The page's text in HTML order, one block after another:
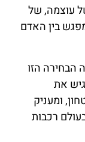
עוצמה, של
בין האדם
הבחירה הזו
את
ומעניק
רכבות